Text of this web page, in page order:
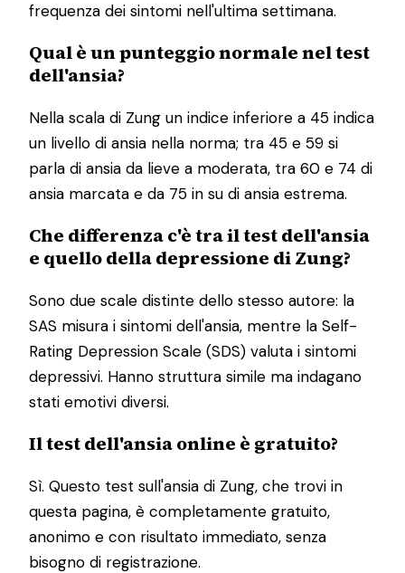
frequenza dei sintomi nell'ultima settimana.
Qual è un punteggio normale nel test
dell'ansia?
Nella scala di Zung un indice inferiore a 45 indica
un livello di ansia nella norma; tra 45 e 59 si
parla di ansia da lieve a moderata, tra 60 e 74 di
ansia marcata e da 75 in su di ansia estrema.
Che differenza c'è tra il test dell'ansia
e quello della depressione di Zung?
Sono due scale distinte dello stesso autore: la
SAS misura i sintomi dell'ansia, mentre la Self-
Rating Depression Scale (SDS) valuta i sintomi
depressivi. Hanno struttura simile ma indagano
stati emotivi diversi.
Il test dell'ansia online è gratuito?
Sì. Questo test sull'ansia di Zung, che trovi in
questa pagina, è completamente gratuito,
anonimo e con risultato immediato, senza
bisogno di registrazione.